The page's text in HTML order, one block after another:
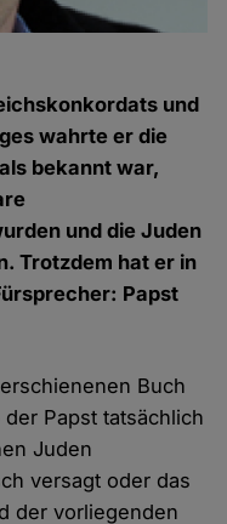
und
wahrte er die
bekannt war,
und die Juden
Trotzdem hat er in
Papst
Buch
Papst tatsächlich
Juden
versagt oder das
der vorliegenden